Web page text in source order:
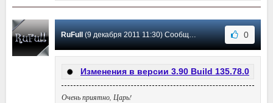
RuFull (9 декабря 2011 11:30) Сообщение #1 0
Изменения в версии 3.90 Build 135.78.0
Очень приятно, Царь!